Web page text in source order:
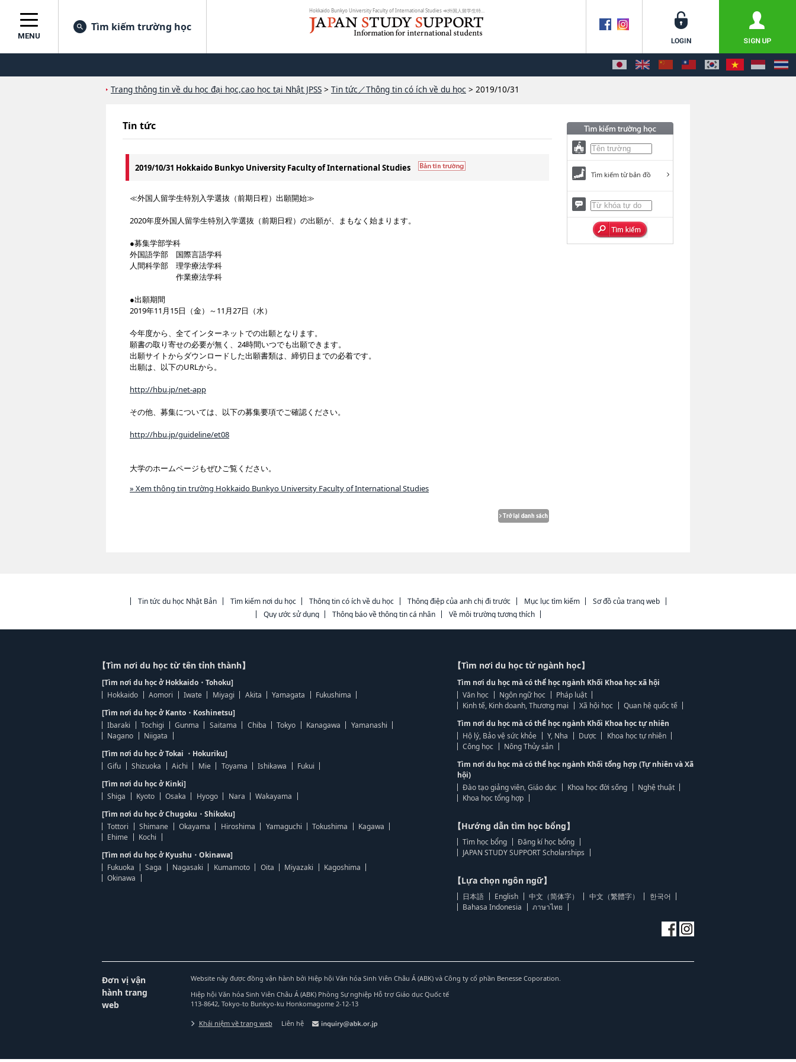
MENU
Tìm kiếm trường học
Trang thông tin về du học đại học,cao học tại Nhật JPSS > Tin tức／Thông tin có ích về du học > 2019/10/31
Tin tức
2019/10/31 Hokkaido Bunkyo University Faculty of International Studies
≪外国人留学生特別入学選抜（前期日程）出願開始≫
2020年度外国人留学生特別入学選抜（前期日程）の出願が、まもなく始まります。
●募集学部学科
外国語学部 国際言語学科
人間科学部 理学療法学科
作業療法学科
●出願期間
2019年11月15日（金）～11月27日（水）
今年度から、全てインターネットでの出願となります。
願書の取り寄せの必要が無く、24時間いつでも出願できます。
出願サイトからダウンロードした出願書類は、締切日までの必着です。
出願は、以下のURLから。
http://hbu.jp/net-app
その他、募集については、以下の募集要項でご確認ください。
http://hbu.jp/guideline/et08
大学のホームページもぜひご覧ください。
» Xem thông tin trường Hokkaido Bunkyo University Faculty of International Studies
Tìm kiếm từ bản đồ
Tin tức du học Nhật Bản Tìm kiếm nơi du học Thông tin có ích về du học Thông điệp của anh chị đi trước Mục lục tìm kiếm
Sơ đồ của trang web
Quy ước sử dụng
Thông báo về thông tin cá nhân Về môi trường tương thích
【Tìm nơi du học từ tên tỉnh thành】
[Tìm nơi du học ở Hokkaido・Tohoku]
Hokkaido
Aomori Iwate Miyagi Akita Yamagata
Fukushima
[Tìm nơi du học ở Kanto・Koshinetsu]
Ibaraki
Tochigi Gunma Saitama Chiba Tokyo Kanagawa
Yamanashi
Nagano
Niigata
[Tìm nơi du học ở Tokai ・Hokuriku]
Gifu
Shizuoka Aichi Mie Toyama Ishikawa
Fukui
[Tìm nơi du học ở Kinki]
Shiga
Kyoto Osaka Hyogo Nara
Wakayama
[Tìm nơi du học ở Chugoku・Shikoku]
Tottori
Shimane Okayama Hiroshima Yamaguchi Tokushima
Kagawa
Ehime
Kochi
[Tìm nơi du học ở Kyushu・Okinawa]
Fukuoka
Saga Nagasaki Kumamoto Oita Miyazaki
Kagoshima
Okinawa
【Tìm nơi du học từ ngành học】
Tìm nơi du học mà có thể học ngành Khối Khoa học xã hội
Văn học
Ngôn ngữ học
Pháp luật
Kinh tế, Kinh doanh, Thương mại
Xã hội học
Quan hệ quốc tế
Tìm nơi du học mà có thể học ngành Khối Khoa học tự nhiên
Hộ lý, Bảo vệ sức khỏe
Y, Nha Dược
Khoa học tự nhiên
Công học
Nông Thủy sản
Tìm nơi du học mà có thể học ngành Khối tổng hợp (Tự nhiên và Xã
hội)
Đào tạo giảng viên, Giáo dục
Khoa học đời sống
Nghệ thuật
Khoa học tổng hợp
【Hướng dẫn tìm học bổng】
Tìm học bổng
Đăng kí học bổng
JAPAN STUDY SUPPORT Scholarships
【Lựa chọn ngôn ngữ】
日本語 English 中文（简体字） 中文（繁體字）
한국어
Bahasa Indonesia
ภาษาไทย
Đơn vị vận
hành trang
web
Website này được đồng vận hành bởi Hiệp hội Văn hóa Sinh Viên Châu Á (ABK) và Công ty cổ phần Benesse Coporation.
Hiệp hội Văn hóa Sinh Viên Châu Á (ABK) Phòng Sự nghiệp Hỗ trợ Giáo dục Quốc tế
113-8642, Tokyo-to Bunkyo-ku Honkomagome 2-12-13
Khái niệm về trang web Liên hệ